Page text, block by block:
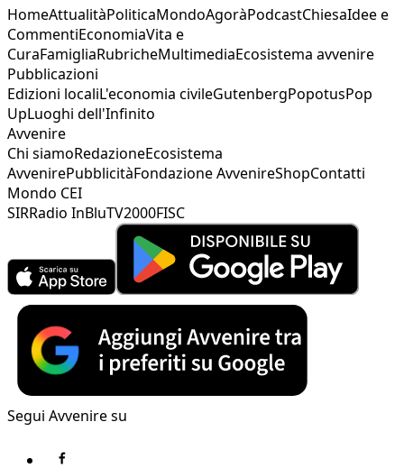
HomeAttualitàPoliticaMondoAgoràPodcastChiesaIdee e
CommentiEconomiaVita e
CuraFamigliaRubricheMultimediaEcosistema avvenire
Pubblicazioni
Edizioni localiL'economia civileGutenbergPopotusPop
UpLuoghi dell'Infinito
Avvenire
Chi siamoRedazioneEcosistema
AvvenirePubblicitàFondazione AvvenireShopContatti
Mondo CEI
SIRRadio InBluTV2000FISC
Segui Avvenire su